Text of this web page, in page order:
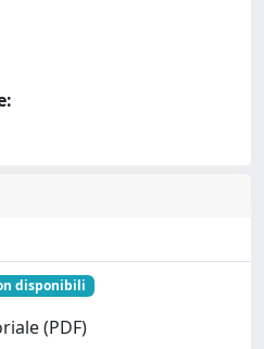
disponibili
(PDF)